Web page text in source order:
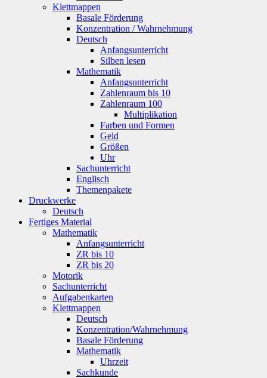
Klettmappen
Basale Förderung
Konzentration / Wahrnehmung
Deutsch
Anfangsunterricht
Silben lesen
Mathematik
Anfangsunterricht
Zahlenraum bis 10
Zahlenraum 100
Multiplikation
Farben und Formen
Geld
Größen
Uhr
Sachunterricht
Englisch
Themenpakete
Druckwerke
Deutsch
Fertiges Material
Mathematik
Anfangsunterricht
ZR bis 10
ZR bis 20
Motorik
Sachunterricht
Aufgabenkarten
Klettmappen
Deutsch
Konzentration/Wahrnehmung
Basale Förderung
Mathematik
Uhrzeit
Sachkunde